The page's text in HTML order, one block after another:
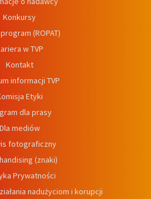
Konkursy
(ROPAT)
w TVP
Kontakt
informacji TVP
Etyki
dla prasy
Dla mediów
fotograficzny
(znaki)
Prywatności
nadużyciom i korupcji